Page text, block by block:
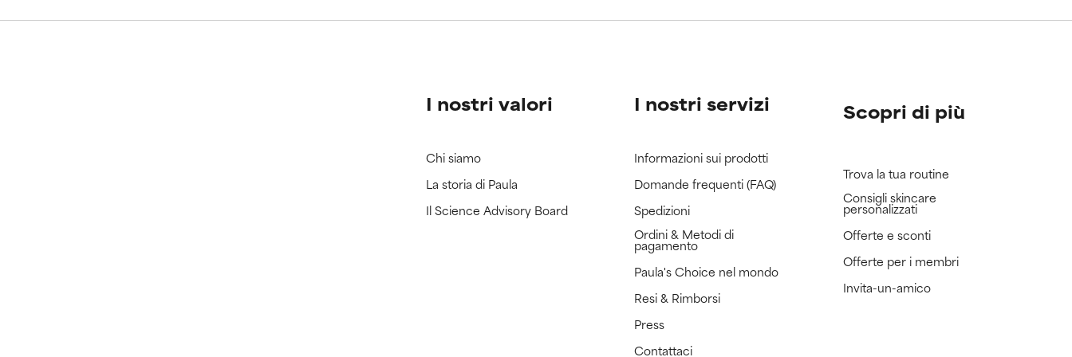
I nostri valori
Chi siamo
La storia di Paula
Il Science Advisory Board
I nostri servizi
Informazioni sui prodotti
Domande frequenti (FAQ)
Spedizioni
Ordini & Metodi di
pagamento
Paula's Choice nel mondo
Resi & Rimborsi
Press
Contattaci
Scopri di più
Trova la tua routine
Consigli skincare
personalizzati
Offerte e sconti
Offerte per i membri
Invita-un-amico